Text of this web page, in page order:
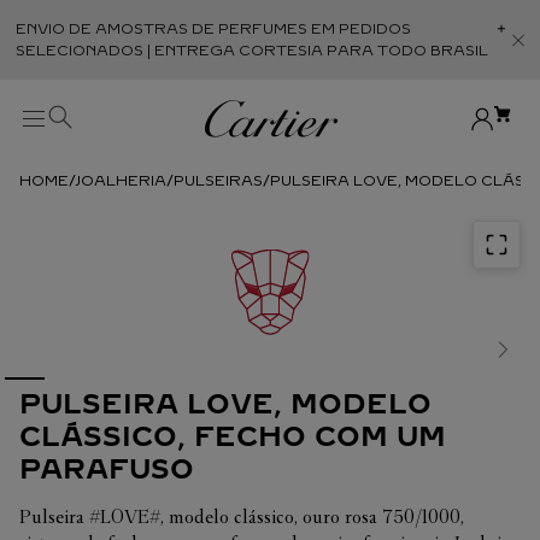
ENVIO DE AMOSTRAS DE PERFUMES EM PEDIDOS
SELECIONADOS | ENTREGA CORTESIA PARA TODO BRASIL
JOALHERIA PULSEIRAS PULSEIRA LOVE, MODELO
PULSEIRA LOVE, MODELO
CLÁSSICO, FECHO COM UM
PARAFUSO
Pulseira #LOVE#, modelo clássico, ouro rosa 750/1000,